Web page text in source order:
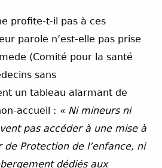
profite-t-il pas à ces
parole n’est-elle pas prise
(Comité pour la santé
sans
un tableau alarmant de
accueil : « Ni mineurs ni
pas accéder à une mise à
de Protection de l’enfance, ni
dédiés aux